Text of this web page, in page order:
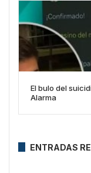
El bulo del
Alarma
ENTRADAS